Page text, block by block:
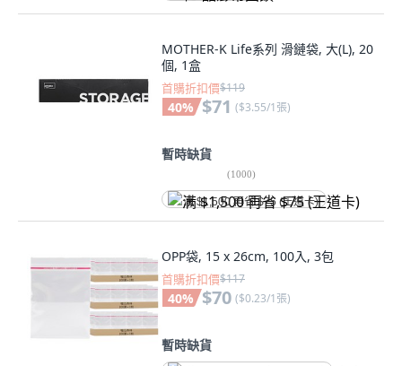
MOTHER-K Life系列 滑鏈袋, 大(L), 20
個, 1盒
首購折扣價$119
40% $71 ($3.55/1張)
暫時缺貨
(1000)
满 $1,500 再省 $75 (王道卡)
OPP袋, 15 x 26cm, 100入, 3包
首購折扣價$117
40% $70 ($0.23/1張)
暫時缺貨